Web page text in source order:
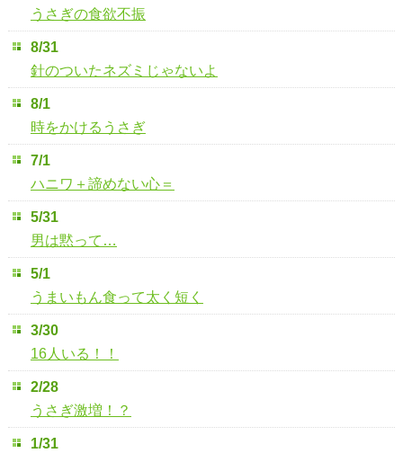
うさぎの食欲不振
8/31
針のついたネズミじゃないよ
8/1
時をかけるうさぎ
7/1
ハニワ＋諦めない心＝
5/31
男は黙って…
5/1
うまいもん食って太く短く
3/30
16人いる！！
2/28
うさぎ激増！？
1/31